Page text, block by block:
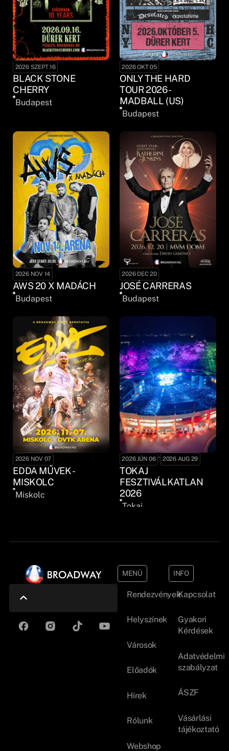
2026 SZEPT 16
BLACK STONE
CHERRY
Budapest
2026 OKT 05
ONLY THE HARD
TOUR 2026 -
MADBALL (US)
Budapest
2026 NOV 14
AWS 20 X MADÁCH
Budapest
2026 DEC 20
JOSÉ CARRERAS
Budapest
2026 NOV 07
EDDA MŰVEK -
MISKOLC
Miskolc
2026 JÚN 06 - 2026 AUG 29
TOKAJ
FESZTIVÁLKATLAN
2026
Tokaj
MENÜ
Rendezvények
Helyszínek
Városok
Előadók
Hírek
Rólunk
Webshop
INFO
Kapcsolat
Gyakori
Kérdések
Adatvédelmi
szabályzat
ÁSZF
Vásárlási
tájékoztató